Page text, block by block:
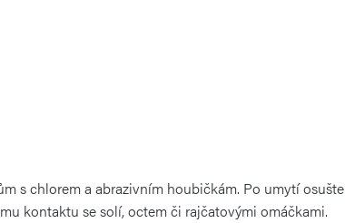
s chlorem a abrazivním houbičkám. Po umytí osušte
kontaktu se solí, octem či rajčatovými omáčkami.